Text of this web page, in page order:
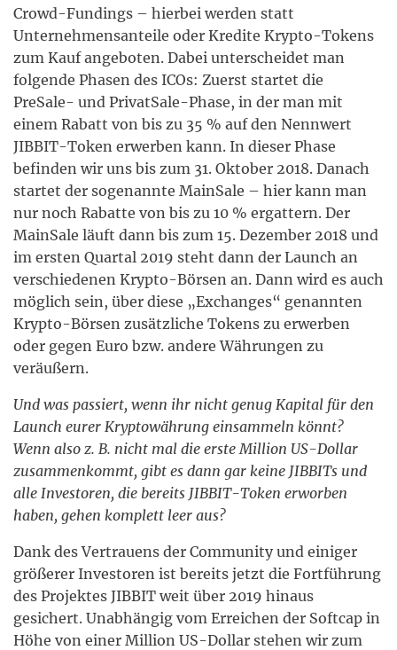
Crowd-Fundings – hierbei werden statt
Unternehmensanteile oder Kredite Krypto-Tokens
zum Kauf angeboten. Dabei unterscheidet man
folgende Phasen des ICOs: Zuerst startet die
PreSale- und PrivatSale-Phase, in der man mit
einem Rabatt von bis zu 35 % auf den Nennwert
JIBBIT-Token erwerben kann. In dieser Phase
befinden wir uns bis zum 31. Oktober 2018. Danach
startet der sogenannte MainSale – hier kann man
nur noch Rabatte von bis zu 10 % ergattern. Der
MainSale läuft dann bis zum 15. Dezember 2018 und
im ersten Quartal 2019 steht dann der Launch an
verschiedenen Krypto-Börsen an. Dann wird es auch
möglich sein, über diese „Exchanges“ genannten
Krypto-Börsen zusätzliche Tokens zu erwerben
oder gegen Euro bzw. andere Währungen zu
veräußern.
Und was passiert, wenn ihr nicht genug Kapital für den
Launch eurer Kryptowährung einsammeln könnt?
Wenn also z. B. nicht mal die erste Million US-Dollar
zusammenkommt, gibt es dann gar keine JIBBITs und
alle Investoren, die bereits JIBBIT-Token erworben
haben, gehen komplett leer aus?
Dank des Vertrauens der Community und einiger
größerer Investoren ist bereits jetzt die Fortführung
des Projektes JIBBIT weit über 2019 hinaus
gesichert. Unabhängig vom Erreichen der Softcap in
Höhe von einer Million US-Dollar stehen wir zum